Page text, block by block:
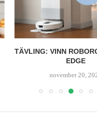
TÄVLING: VINN
EDGE
november 20,